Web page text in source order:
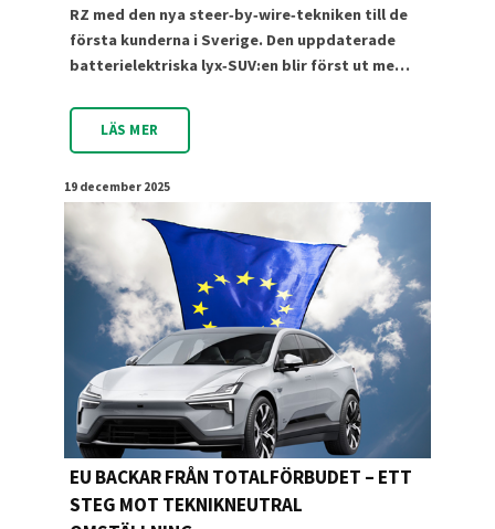
RZ med den nya steer‑by‑wire‑tekniken till de
första kunderna i Sverige. Den uppdaterade
batterielektriska lyx‑SUV:en blir först ut me…
LÄS MER
19 december 2025
EU BACKAR FRÅN TOTALFÖRBUDET – ETT
STEG MOT TEKNIKNEUTRAL